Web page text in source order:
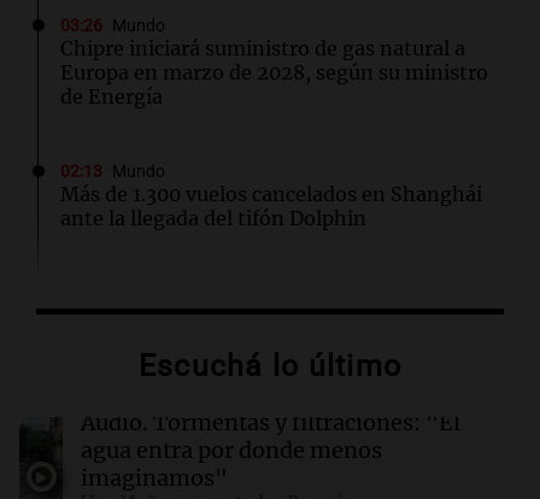
03:26 Mundo
Chipre iniciará suministro de gas natural a
Europa en marzo de 2028, según su ministro
de Energía
02:13 Mundo
Más de 1.300 vuelos cancelados en Shanghái
ante la llegada del tifón Dolphin
Airbnb acelera el lanzamiento de funciones
búsqueda
El Pentágono solicita a la industria de defensa
un aumento en la producción de armas
Escuchá lo último
Audio. Tormentas y filtraciones: "El
agua entra por donde menos
imaginamos"